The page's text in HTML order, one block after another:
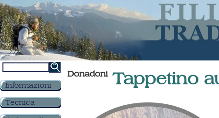
Informazioni
Tecnica
Donadoni Tappetino